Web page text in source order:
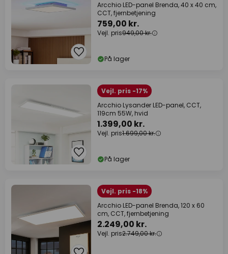
Arcchio LED-panel Brenda, 40 x 40 cm,
CCT, fjernbetjening
759,00 kr.
Vejl. pris949,00 kr.
På lager
Vejl. pris -17%
Arcchio Lysander LED-panel, CCT,
119cm 55W, hvid
1.399,00 kr.
Vejl. pris1.699,00 kr.
På lager
Vejl. pris -18%
Arcchio LED-panel Brenda, 120 x 60
cm, CCT, fjernbetjening
2.249,00 kr.
Vejl. pris2.749,00 kr.